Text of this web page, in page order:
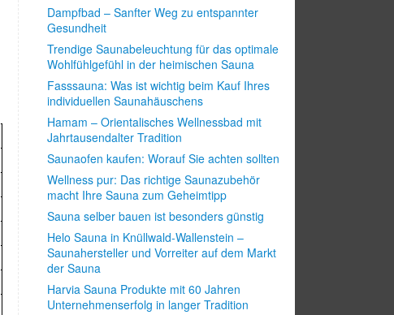
Dampfbad – Sanfter Weg zu entspannter
Gesundheit
Trendige Saunabeleuchtung für das optimale
Wohlfühlgefühl in der heimischen Sauna
Fasssauna: Was ist wichtig beim Kauf Ihres
individuellen Saunahäuschens
Hamam – Orientalisches Wellnessbad mit
Jahrtausendalter Tradition
Saunaofen kaufen: Worauf Sie achten sollten
Wellness pur: Das richtige Saunazubehör
macht Ihre Sauna zum Geheimtipp
Sauna selber bauen ist besonders günstig
Helo Sauna in Knüllwald-Wallenstein –
Saunahersteller und Vorreiter auf dem Markt
der Sauna
Harvia Sauna Produkte mit 60 Jahren
Unternehmenserfolg in langer Tradition